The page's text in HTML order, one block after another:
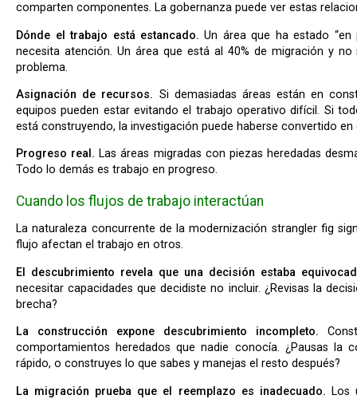
comparten componentes. La gobernanza puede ver estas
Dónde el trabajo está estancado. Un área que ha estado “en
necesita atención. Un área que está al 40% de migración y
problema.
Asignación de recursos. Si demasiadas áreas están en
equipos pueden estar evitando el trabajo operativo difícil. Si
está construyendo, la investigación puede haberse convertido
Progreso real. Las áreas migradas con piezas heredadas
Todo lo demás es trabajo en progreso.
Cuando los flujos de trabajo interactúan
La naturaleza concurrente de la modernización strangler fig significa que los descubrimientos en un
flujo afectan el trabajo en otros.
El descubrimiento revela que una decisión estaba
necesitar capacidades que decidiste no incluir. ¿Revisas la
brecha?
La construcción expone descubrimiento incompleto.
comportamientos heredados que nadie conocía. ¿Pausas la
rápido, o construyes lo que sabes y manejas el resto después?
La migración prueba que el reemplazo es inadecuado. Los